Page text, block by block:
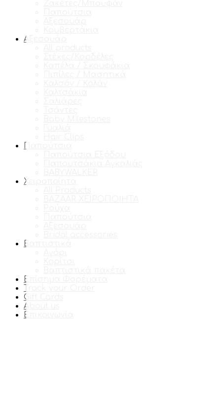
Αξεσουάρ
Παπούτσια
Χειροποίητα
Βαπτιστικά
Επίσημα Φορέματα
Track your Order
Gift Cards
About us
Επικοινωνία